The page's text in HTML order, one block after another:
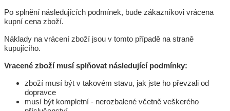
Po splnění následujících podmínek, bude zákazníkovi vrácena
kupní cena zboží.
Náklady na vrácení zboží jsou v tomto případě na straně
kupujícího.
Vracené zboží musí splňovat následující podmínky:
zboží musí být v takovém stavu, jak jste ho převzali od
dopravce
musí být kompletní - nerozbalené včetně veškerého